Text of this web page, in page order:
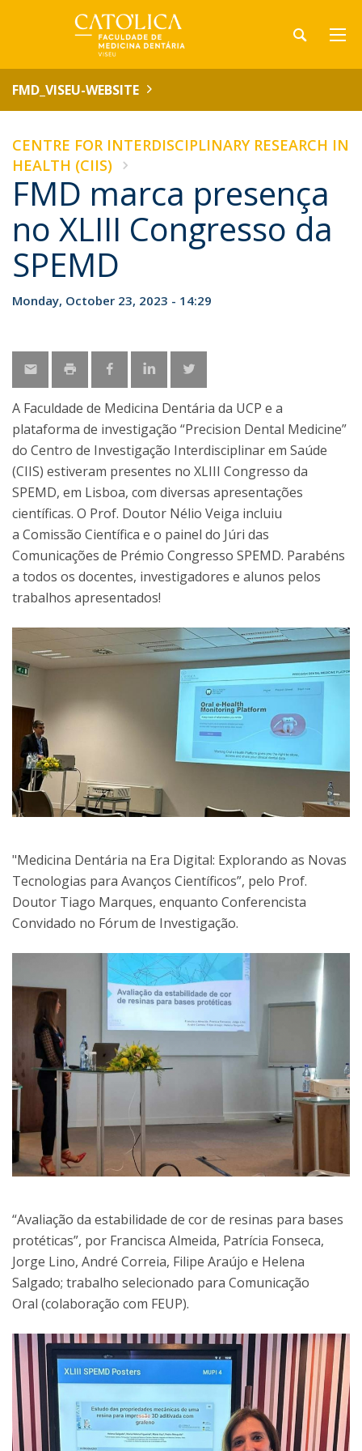
FMD_VISEU-WEBSITE
CENTRE FOR INTERDISCIPLINARY RESEARCH IN
HEALTH (CIIS)
FMD marca presença
no XLIII Congresso da
SPEMD
Monday, October 23, 2023 - 14:29
A Faculdade de Medicina Dentária da UCP e a
plataforma de investigação “Precision Dental Medicine”
do Centro de Investigação Interdisciplinar em Saúde
(CIIS) estiveram presentes no XLIII Congresso da
SPEMD, em Lisboa, com diversas apresentações
científicas. O Prof. Doutor Nélio Veiga incluiu
a Comissão Científica e o painel do Júri das
Comunicações de Prémio Congresso SPEMD. Parabéns
a todos os docentes, investigadores e alunos pelos
trabalhos apresentados!
"Medicina Dentária na Era Digital: Explorando as Novas
Tecnologias para Avanços Científicos”, pelo Prof.
Doutor Tiago Marques, enquanto Conferencista
Convidado no Fórum de Investigação.
“Avaliação da estabilidade de cor de resinas para bases
protéticas”, por Francisca Almeida, Patrícia Fonseca,
Jorge Lino, André Correia, Filipe Araújo e Helena
Salgado; trabalho selecionado para Comunicação
Oral (colaboração com FEUP).